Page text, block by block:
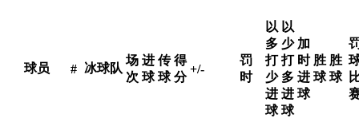
球员 # 冰球队
场
次
进
球
传
球
得
分
+/-
罚
时
以
多
打
少
进
球
以
少
打
多
进
球
加
时
进
球
胜
球
胜
球